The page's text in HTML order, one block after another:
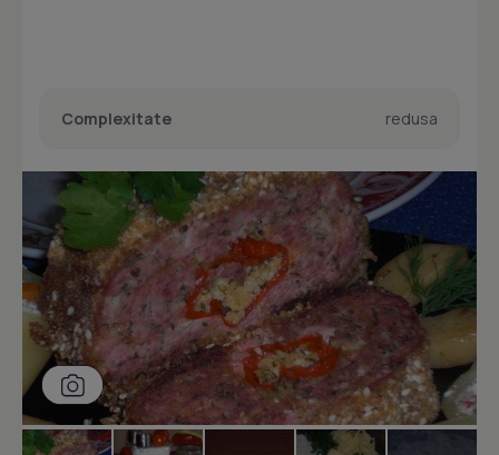
Complexitate redusa